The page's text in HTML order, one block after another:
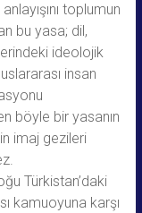
toplumun
bu yasa; dil,
ideolojik
insan
böyle bir yasanın
imaj gezileri
Türkistan’daki
kamuoyuna karşı